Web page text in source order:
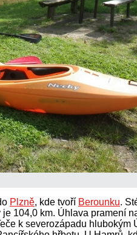
Plzně, kde tvoří Berounku.
je 104,0 km. Úhlava pramení
k severozápadu hlubokým